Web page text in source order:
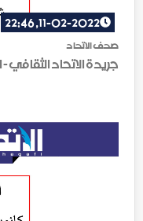
صحف الاتحاد
11-02-2022, 22:46
جريدة الاتحاد الثقافي -